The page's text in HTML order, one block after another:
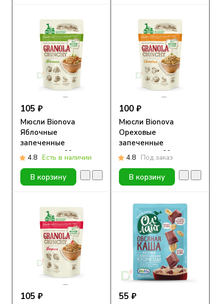
105 ₽
Мюсли Bionova
Яблочные
запеченные
хрустящие, 60г
4.8 Есть в наличии
В корзину
100 ₽
Мюсли Bionova
Ореховые
запеченные
хрустящие, 60г
4.8 Под заказ
В корзину
105 ₽ 55 ₽